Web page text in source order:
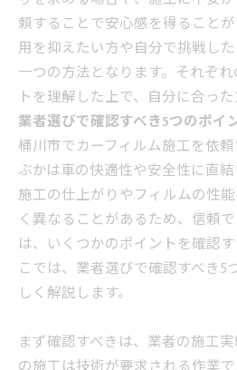
頼することで安心感を得ること
用を抑えたい方や自分で挑戦し
一つの方法となります。それぞ
トを理解した上で、自分に合っ
業者選びで確認すべき5つのポイ
桶川市でカーフィルム施工を依
ぶかは車の快適性や安全性に直結
施工の仕上がりやフィルムの性
く異なることがあるため、信頼
は、いくつかのポイントを確認
こでは、業者選びで確認すべき5
しく解説します。
まず確認すべきは、業者の施工